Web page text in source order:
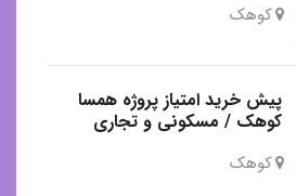
کوهک
پیش خرید امتیاز پروژه همسا
کوهک / مسکونی و تجاری
کوهک